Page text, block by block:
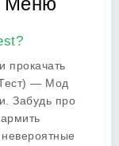
прокачать
Тест) — Мод
Забудь про